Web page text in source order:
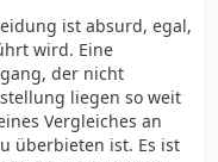
rechtfertigen zu
die Schutzpflicht
entfällt nicht
religiösen
Grund dafür, im
entfernen aus der
Risiken
warten, bis die
ist absurd, egal,
wird. Eine
der nicht
liegen so weit
Vergleiches an
überbieten ist. Es ist